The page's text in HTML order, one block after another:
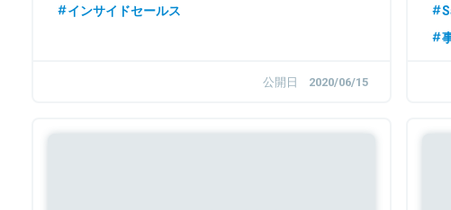
インサイドセールス
公開日 2020/06/15